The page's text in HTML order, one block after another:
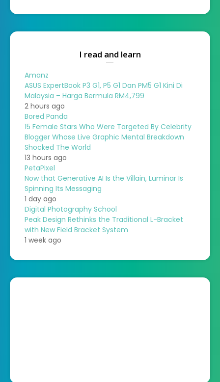
I read and learn
Amanz
ASUS ExpertBook P3 G1, P5 G1 Dan PM5 G1 Kini Di
Malaysia – Harga Bermula RM4,799
2 hours ago
Bored Panda
15 Female Stars Who Were Targeted By Celebrity
Blogger Whose Live Graphic Mental Breakdown
Shocked The World
13 hours ago
PetaPixel
Now that Generative AI Is the Villain, Luminar Is
Spinning Its Messaging
1 day ago
Digital Photography School
Peak Design Rethinks the Traditional L-Bracket
with New Field Bracket System
1 week ago